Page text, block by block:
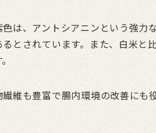
は、アントシアニンという強力
とされています。また、白米と
繊維も豊富で腸内環境の改善に